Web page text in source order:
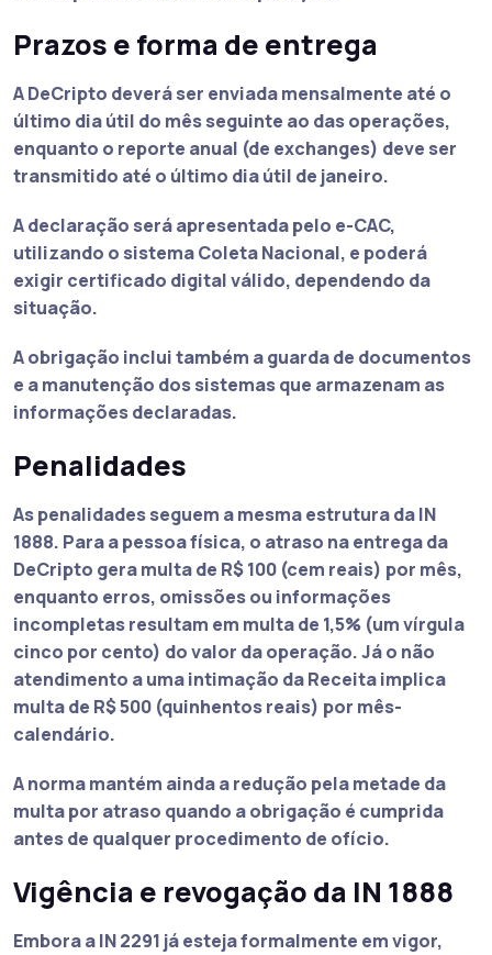
Prazos e forma de entrega
A DeCripto deverá ser enviada mensalmente até o
último dia útil do mês seguinte ao das operações,
enquanto o reporte anual (de exchanges) deve ser
transmitido até o último dia útil de janeiro.
A declaração será apresentada pelo e-CAC,
utilizando o sistema Coleta Nacional, e poderá
exigir certificado digital válido, dependendo da
situação.
A obrigação inclui também a guarda de documentos
e a manutenção dos sistemas que armazenam as
informações declaradas.
Penalidades
As penalidades seguem a mesma estrutura da IN
1888. Para a pessoa física, o atraso na entrega da
DeCripto gera multa de R$ 100 (cem reais) por mês,
enquanto erros, omissões ou informações
incompletas resultam em multa de 1,5% (um vírgula
cinco por cento) do valor da operação. Já o não
atendimento a uma intimação da Receita implica
multa de R$ 500 (quinhentos reais) por mês-
calendário.
A norma mantém ainda a redução pela metade da
multa por atraso quando a obrigação é cumprida
antes de qualquer procedimento de ofício.
Vigência e revogação da IN 1888
Embora a IN 2291 já esteja formalmente em vigor,